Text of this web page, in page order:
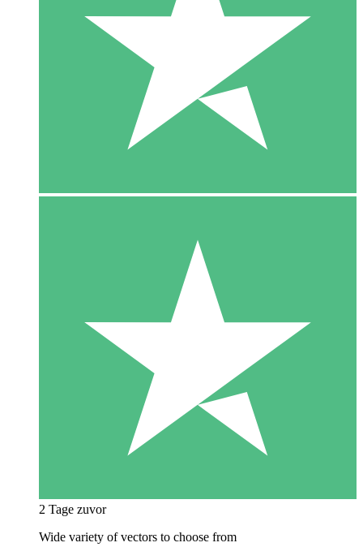
2 Tage zuvor
Wide variety of vectors to choose from